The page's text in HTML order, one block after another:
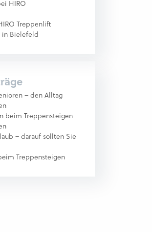
HIRO
Treppenlift
in Bielefeld
– den Alltag
beim Treppensteigen
– darauf sollten Sie
Treppensteigen